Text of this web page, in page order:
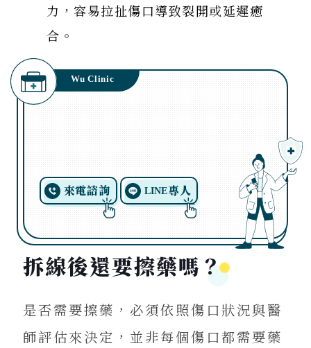
力，容易拉扯傷口導致裂開或延遲癒
合。
來電諮詢 LINE專人
Wu Clinic
拆線後還要擦藥嗎？
是否需要擦藥，必須依照傷口狀況與醫
師評估來決定，並非每個傷口都需要藥